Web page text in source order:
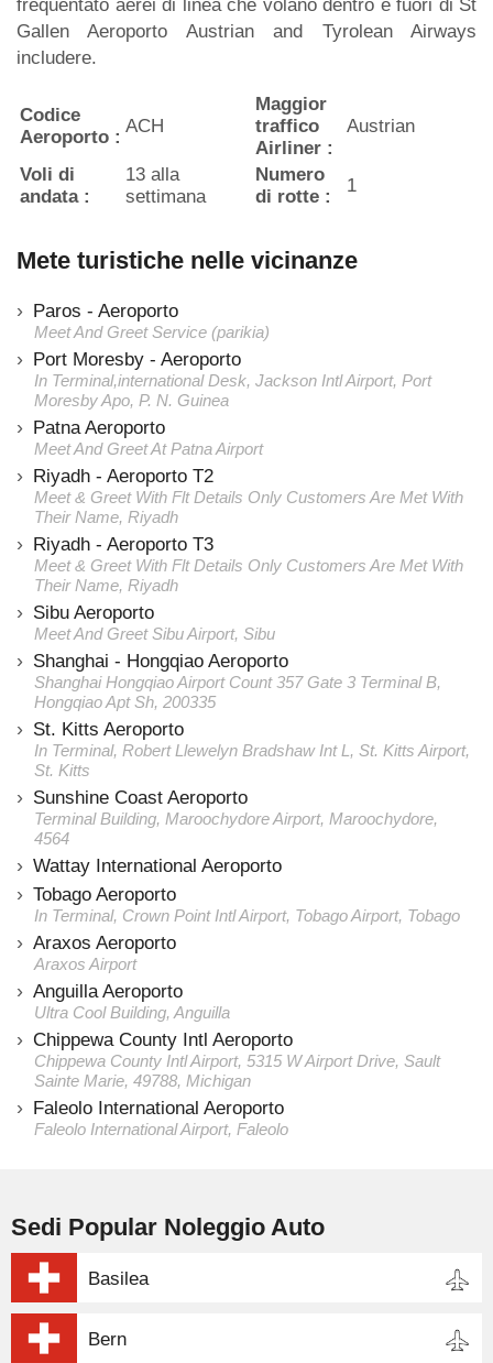
frequentato aerei di linea che volano dentro e fuori di St
Gallen Aeroporto Austrian and Tyrolean Airways
includere.
Codice
Aeroporto :
ACH
Maggior
traffico
Airliner :
Austrian
Voli di
andata :
13 alla
settimana
Numero
di rotte :
1
Mete turistiche nelle vicinanze
Paros - Aeroporto
Meet And Greet Service (parikia)
Port Moresby - Aeroporto
In Terminal,international Desk, Jackson Intl Airport, Port
Moresby Apo, P. N. Guinea
Patna Aeroporto
Meet And Greet At Patna Airport
Riyadh - Aeroporto T2
Meet & Greet With Flt Details Only Customers Are Met With
Their Name, Riyadh
Riyadh - Aeroporto T3
Meet & Greet With Flt Details Only Customers Are Met With
Their Name, Riyadh
Sibu Aeroporto
Meet And Greet Sibu Airport, Sibu
Shanghai - Hongqiao Aeroporto
Shanghai Hongqiao Airport Count 357 Gate 3 Terminal B,
Hongqiao Apt Sh, 200335
St. Kitts Aeroporto
In Terminal, Robert Llewelyn Bradshaw Int L, St. Kitts Airport,
St. Kitts
Sunshine Coast Aeroporto
Terminal Building, Maroochydore Airport, Maroochydore,
4564
Wattay International Aeroporto
Tobago Aeroporto
In Terminal, Crown Point Intl Airport, Tobago Airport, Tobago
Araxos Aeroporto
Araxos Airport
Anguilla Aeroporto
Ultra Cool Building, Anguilla
Chippewa County Intl Aeroporto
Chippewa County Intl Airport, 5315 W Airport Drive, Sault
Sainte Marie, 49788, Michigan
Faleolo International Aeroporto
Faleolo International Airport, Faleolo
Sedi Popular Noleggio Auto
Basilea
Bern